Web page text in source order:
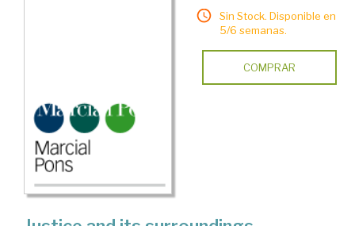
Sin Stock. Disponible en
5/6 semanas.
COMPRAR